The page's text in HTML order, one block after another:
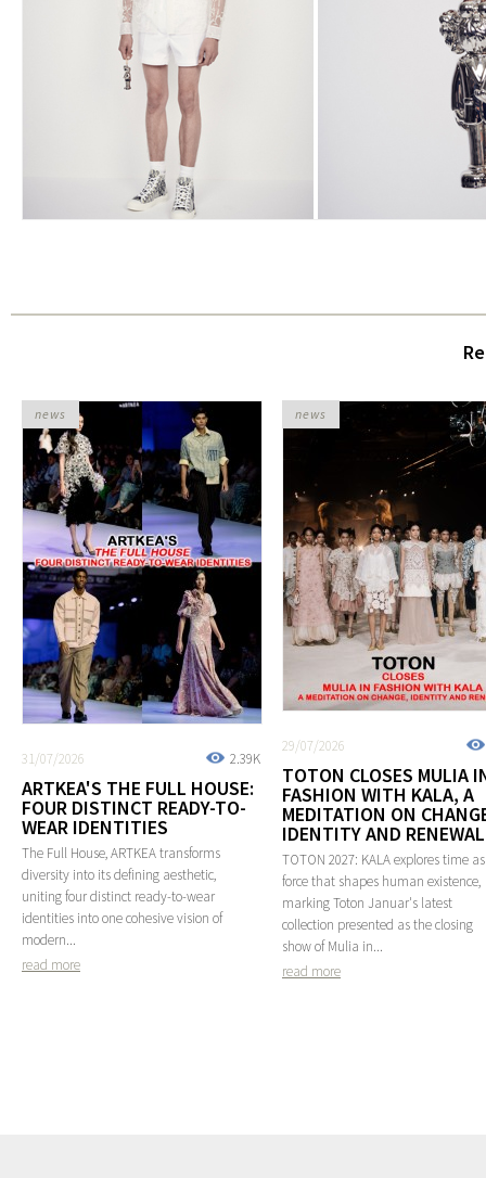
2.39K
31/07/2026
ARTKEA'S THE FULL HOUSE:
FOUR DISTINCT READY-TO-
WEAR IDENTITIES
The Full House, ARTKEA transforms
diversity into its defining aesthetic,
uniting four distinct ready-to-wear
identities into one cohesive vision of
modern...
read more
news
29/07/2026
TOTON CLOSES MULIA
FASHION WITH KALA, A
MEDITATION ON
IDENTITY AND RENEWAL
TOTON 2027: KALA explores time
force that shapes human existence,
marking Toton Januar's latest
collection presented as the closing
show of Mulia in...
read more
news